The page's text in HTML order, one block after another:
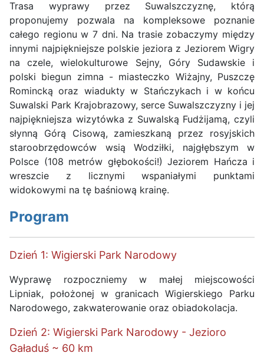
Trasa wyprawy przez Suwalszczyznę, którą
proponujemy pozwala na kompleksowe poznanie
całego regionu w 7 dni. Na trasie zobaczymy między
innymi najpiękniejsze polskie jeziora z Jeziorem Wigry
na czele, wielokulturowe Sejny, Góry Sudawskie i
polski biegun zimna - miasteczko Wiżajny, Puszczę
Romincką oraz wiadukty w Stańczykach i w końcu
Suwalski Park Krajobrazowy, serce Suwalszczyzny i jej
najpiękniejsza wizytówka z Suwalską Fudżijamą, czyli
słynną Górą Cisową, zamieszkaną przez rosyjskich
staroobrzędowców wsią Wodziłki, najgłębszym w
Polsce (108 metrów głębokości!) Jeziorem Hańcza i
wreszcie z licznymi wspaniałymi punktami
widokowymi na tę baśniową krainę.
Program
Dzień 1: Wigierski Park Narodowy
Wyprawę rozpoczniemy w małej miejscowości
Lipniak, położonej w granicach Wigierskiego Parku
Narodowego, zakwaterowanie oraz obiadokolacja.
Dzień 2: Wigierski Park Narodowy - Jezioro
Gaładuś ~ 60 km